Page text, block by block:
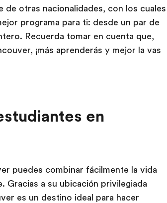
de otras nacionalidades, con los cuales
programa para ti: desde un par de
Recuerda tomar en cuenta que,
¡más aprenderás y mejor la vas
en
puedes combinar fácilmente la vida
Gracias a su ubicación privilegiada
es un destino ideal para hacer